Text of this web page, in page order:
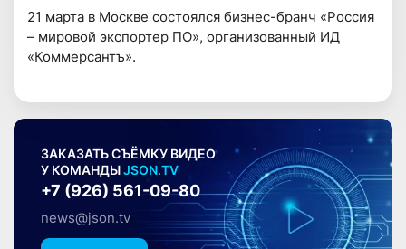
21 марта в Москве состоялся бизнес-бранч «Россия
– мировой экспортер ПО», организованный ИД
«Коммерсантъ».
ЗАКАЗАТЬ СЪЁМКУ ВИДЕО
У КОМАНДЫJSON.TV
+7 (926) 561-09-80
news@json.tv